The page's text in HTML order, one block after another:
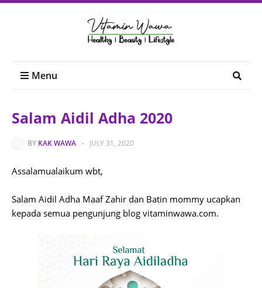
Menu
Salam Aidil Adha 2020
BY KAK WAWA - JULY 31, 2020
Assalamualaikum wbt,
Salam Aidil Adha Maaf Zahir dan Batin mommy ucapkan
kepada semua pengunjung blog vitaminwawa.com.